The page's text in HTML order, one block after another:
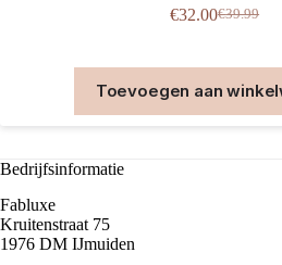
€39.99
€39.99.
€32.00Huidige
€32.00.
Toevoegen aan
Bedrijfsinformatie
Fabluxe
Kruitenstraat 75
1976 DM IJmuiden